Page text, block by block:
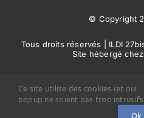
© Copyright
Tous droits réservés | ILDI
Site hébergé
Ce site utilise des cookies (et
popup ne soient pas trop
Ok